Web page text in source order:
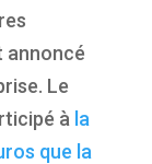
annoncé
Le
à la
que la